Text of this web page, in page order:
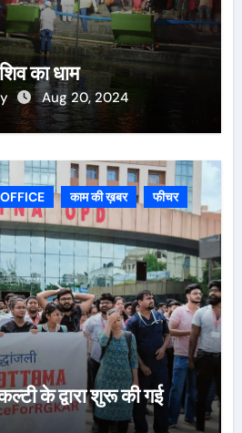
का धाम
Aug 20, 2024
काम की ख़बर फीचर
के द्वारा शुरू की गई